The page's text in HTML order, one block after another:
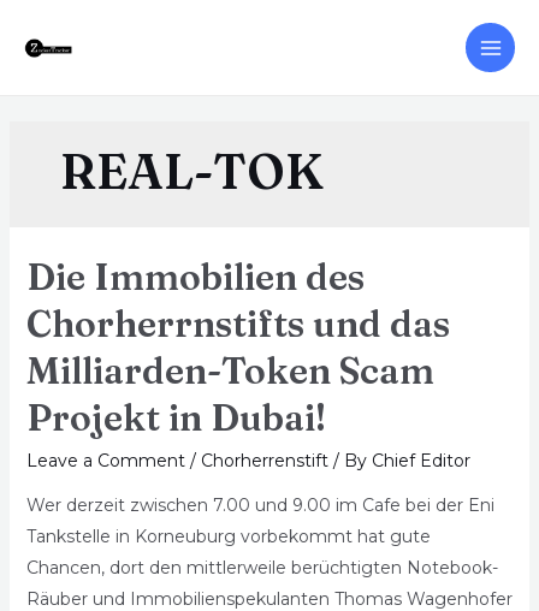
REAL-TOK
Die Immobilien des
Chorherrnstifts und das
Milliarden-Token Scam
Projekt in Dubai!
Leave a Comment / Chorherrenstift/ By Chief Editor
Wer derzeit zwischen 7.00 und 9.00 im Cafe bei der Eni
Tankstelle in Korneuburg vorbekommt hat gute
Chancen, dort den mittlerweile berüchtigten Notebook-
Räuber und Immobilienspekulanten Thomas Wagenhofer